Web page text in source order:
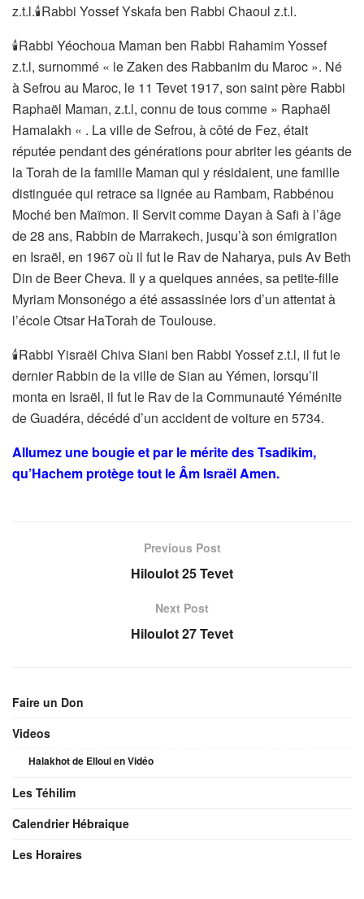
z.t.l.🕯Rabbi Yossef Yskafa ben Rabbi Chaoul z.t.l.
🕯Rabbi Yéochoua Maman ben Rabbi Rahamim Yossef
z.t.l, surnommé « le Zaken des Rabbanim du Maroc ». Né
à Sefrou au Maroc, le 11 Tevet 1917, son saint père Rabbi
Raphaël Maman, z.t.l, connu de tous comme » Raphaël
Hamalakh « . La ville de Sefrou, à côté de Fez, était
réputée pendant des générations pour abriter les géants de
la Torah de la famille Maman qui y résidaient, une famille
distinguée qui retrace sa lignée au Rambam, Rabbénou
Moché ben Maïmon. Il Servit comme Dayan à Safi à l’âge
de 28 ans, Rabbin de Marrakech, jusqu’à son émigration
en Israël, en 1967 où il fut le Rav de Naharya, puis Av Beth
Din de Beer Cheva. Il y a quelques années, sa petite-fille
Myriam Monsonégo a été assassinée lors d’un attentat à
l’école Otsar HaTorah de Toulouse.
🕯Rabbi Yisraël Chiva Siani ben Rabbi Yossef z.t.l, il fut le
dernier Rabbin de la ville de Sian au Yémen, lorsqu’il
monta en Israël, il fut le Rav de la Communauté Yéménite
de Guadéra, décédé d’un accident de voiture en 5734.
Allumez une bougie et par le mérite des Tsadikim,
qu’Hachem protège tout le Âm Israël Amen.
Previous Post
Hiloulot 25 Tevet
Next Post
Hiloulot 27 Tevet
Faire un Don
Videos
Halakhot de Elloul en Vidéo
Les Téhilim
Calendrier Hébraique
Les Horaires